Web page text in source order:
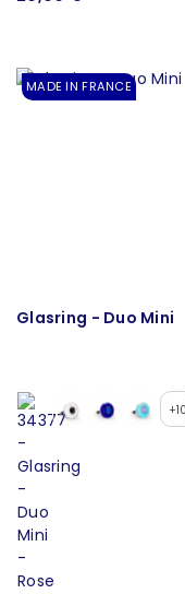
MADE IN FRANCE
Glasring - Duo Mini
+10